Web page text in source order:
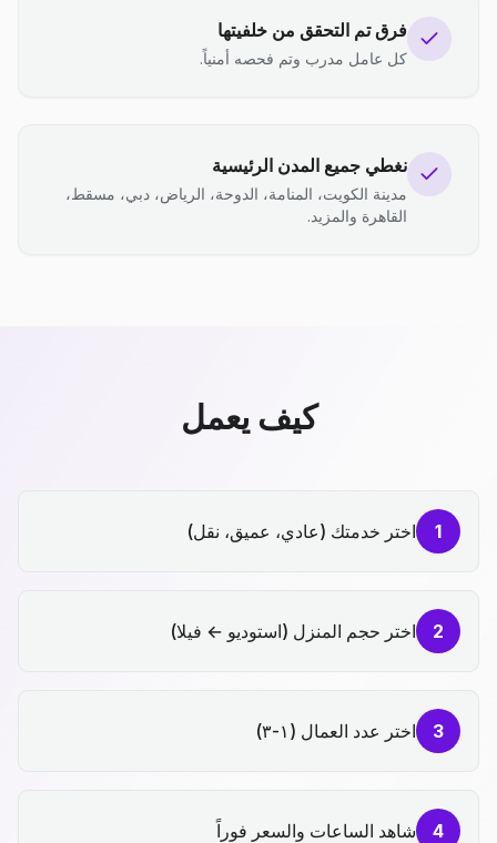
فرق تم التحقق من خلفيتها
كل عامل مدرب وتم فحصه أمنياً.
نغطي جميع المدن الرئيسية
مدينة الكويت، المنامة، الدوحة، الرياض، دبي، مسقط،
القاهرة والمزيد.
كيف يعمل
1 اختر خدمتك (عادي، عميق، نقل)
2 اختر حجم المنزل (استوديو ← فيلا)
3 اختر عدد العمال (١-٣)
4 شاهد الساعات والسعر فوراً